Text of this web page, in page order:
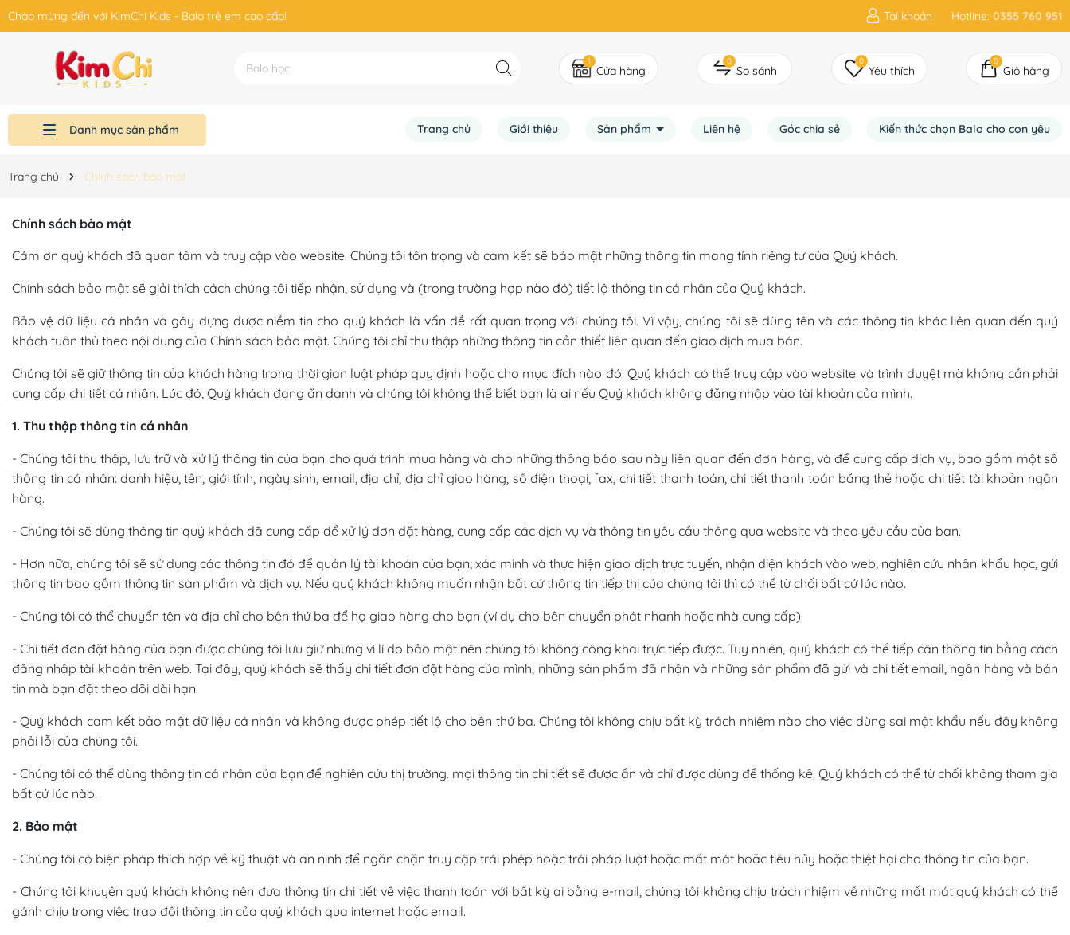
Chào mừng đến với KimChi Kids - Balo trẻ em cao cấp! Tài khoản Hotline: 0355 760 951
1
Cửa hàng
0
So sánh
0
Yêu thích
0
Giỏ hàng
Danh mục sản phẩm Trang chủ Giới thiệu Sản phẩm Liên hệ Góc chia sẻ Kiến thức chọn Balo cho con yêu
Trang chủ Chính sách bảo mật
Chính sách bảo mật
Cám ơn quý khách đã quan tâm và truy cập vào website. Chúng tôi tôn trọng và cam kết sẽ bảo mật những thông tin mang tính riêng tư của Quý khách.
Chính sách bảo mật sẽ giải thích cách chúng tôi tiếp nhận, sử dụng và (trong trường hợp nào đó) tiết lộ thông tin cá nhân của Quý khách.
Bảo vệ dữ liệu cá nhân và gây dựng được niềm tin cho quý khách là vấn đề rất quan trọng với chúng tôi. Vì vậy, chúng tôi sẽ dùng tên và các thông tin khác liên quan đến quý
khách tuân thủ theo nội dung của Chính sách bảo mật. Chúng tôi chỉ thu thập những thông tin cần thiết liên quan đến giao dịch mua bán.
Chúng tôi sẽ giữ thông tin của khách hàng trong thời gian luật pháp quy định hoặc cho mục đích nào đó. Quý khách có thể truy cập vào website và trình duyệt mà không cần phải
cung cấp chi tiết cá nhân. Lúc đó, Quý khách đang ẩn danh và chúng tôi không thể biết bạn là ai nếu Quý khách không đăng nhập vào tài khoản của mình.
1. Thu thập thông tin cá nhân
- Chúng tôi thu thập, lưu trữ và xử lý thông tin của bạn cho quá trình mua hàng và cho những thông báo sau này liên quan đến đơn hàng, và để cung cấp dịch vụ, bao gồm một số
thông tin cá nhân: danh hiệu, tên, giới tính, ngày sinh, email, địa chỉ, địa chỉ giao hàng, số điện thoại, fax, chi tiết thanh toán, chi tiết thanh toán bằng thẻ hoặc chi tiết tài khoản ngân
hàng.
- Chúng tôi sẽ dùng thông tin quý khách đã cung cấp để xử lý đơn đặt hàng, cung cấp các dịch vụ và thông tin yêu cầu thông qua website và theo yêu cầu của bạn.
- Hơn nữa, chúng tôi sẽ sử dụng các thông tin đó để quản lý tài khoản của bạn; xác minh và thực hiện giao dịch trực tuyến, nhận diện khách vào web, nghiên cứu nhân khẩu học, gửi
thông tin bao gồm thông tin sản phẩm và dịch vụ. Nếu quý khách không muốn nhận bất cứ thông tin tiếp thị của chúng tôi thì có thể từ chối bất cứ lúc nào.
- Chúng tôi có thể chuyển tên và địa chỉ cho bên thứ ba để họ giao hàng cho bạn (ví dụ cho bên chuyển phát nhanh hoặc nhà cung cấp).
- Chi tiết đơn đặt hàng của bạn được chúng tôi lưu giữ nhưng vì lí do bảo mật nên chúng tôi không công khai trực tiếp được. Tuy nhiên, quý khách có thể tiếp cận thông tin bằng cách
đăng nhập tài khoản trên web. Tại đây, quý khách sẽ thấy chi tiết đơn đặt hàng của mình, những sản phẩm đã nhận và những sản phẩm đã gửi và chi tiết email, ngân hàng và bản
tin mà bạn đặt theo dõi dài hạn.
- Quý khách cam kết bảo mật dữ liệu cá nhân và không được phép tiết lộ cho bên thứ ba. Chúng tôi không chịu bất kỳ trách nhiệm nào cho việc dùng sai mật khẩu nếu đây không
phải lỗi của chúng tôi.
- Chúng tôi có thể dùng thông tin cá nhân của bạn để nghiên cứu thị trường. mọi thông tin chi tiết sẽ được ẩn và chỉ được dùng để thống kê. Quý khách có thể từ chối không tham gia
bất cứ lúc nào.
2. Bảo mật
- Chúng tôi có biện pháp thích hợp về kỹ thuật và an ninh để ngăn chặn truy cập trái phép hoặc trái pháp luật hoặc mất mát hoặc tiêu hủy hoặc thiệt hại cho thông tin của bạn.
- Chúng tôi khuyên quý khách không nên đưa thông tin chi tiết về việc thanh toán với bất kỳ ai bằng e-mail, chúng tôi không chịu trách nhiệm về những mất mát quý khách có thể
gánh chịu trong việc trao đổi thông tin của quý khách qua internet hoặc email.